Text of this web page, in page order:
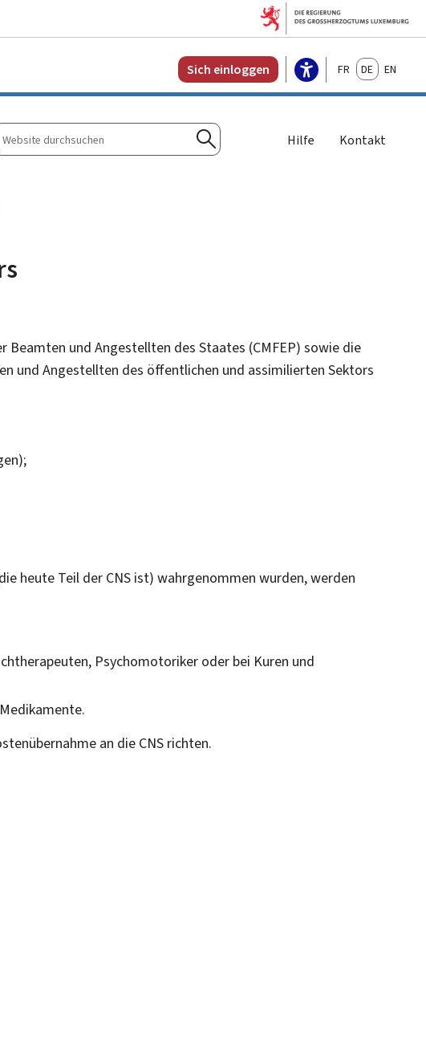
Sich einloggen FrançaisDeutschEnglish
Suchen
Hilfe Kontakt
Beamten und Angestellten des Staates (CMFEP) sowie die
und Angestellten des öffentlichen und assimilierten Sektors
heute Teil der CNS ist) wahrgenommen wurden, werden
Psychomotoriker oder bei Kuren und
an die CNS richten.